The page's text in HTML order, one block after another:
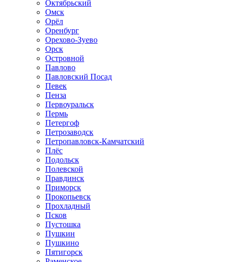
Октябрьский
Омск
Орёл
Оренбург
Орехово-Зуево
Орск
Островной
Павлово
Павловский Посад
Певек
Пенза
Первоуральск
Пермь
Петергоф
Петрозаводск
Петропавловск-Камчатский
Плёс
Подольск
Полевской
Правдинск
Приморск
Прокопьевск
Прохладный
Псков
Пустошка
Пушкин
Пушкино
Пятигорск